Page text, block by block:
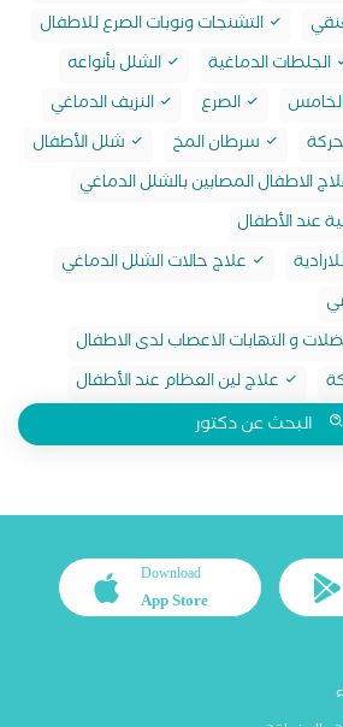
التشنجات ونوبات الصرع للاطفال
الجلطات الدماغية
الشلل بأنواعه
الصرع
النزيف الدماغي
سرطان المخ
شلل الأطفال
الاطفال المصابين بالشلل الدماغي
عند الأطفال
علاج حالات الشلل الدماغي
و التهابات الاعصاب لدى الاطفال
علاج لين العظام عند الأطفال
البحث عن دكتور
Download
App Store